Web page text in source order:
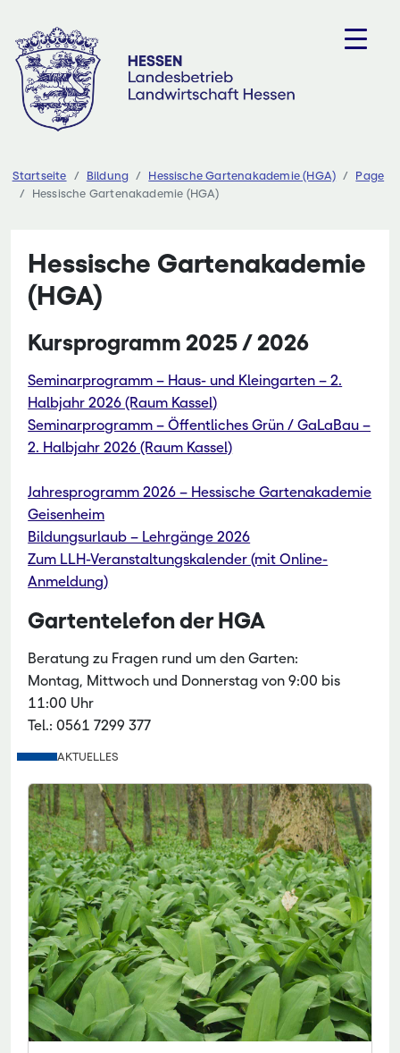
Inhalt
springen
Startseite Bildung Hessische Gartenakademie (HGA)
Page
Hessische Gartenakademie (HGA)
Hessische Gartenakademie
(HGA)
Kursprogramm 2025 / 2026
Seminarprogramm – Haus- und Kleingarten – 2.
Halbjahr 2026 (Raum Kassel)
Seminarprogramm – Öffentliches Grün / GaLaBau –
2. Halbjahr 2026 (Raum Kassel)
Jahresprogramm 2026 – Hessische Gartenakademie
Geisenheim
Bildungsurlaub – Lehrgänge 2026
Zum LLH-Veranstaltungskalender (mit Online-
Anmeldung)
Gartentelefon der HGA
Beratung zu Fragen rund um den Garten:
Montag, Mittwoch und Donnerstag von 9:00 bis
11:00 Uhr
Tel.: 0561 7299 377
AKTUELLES